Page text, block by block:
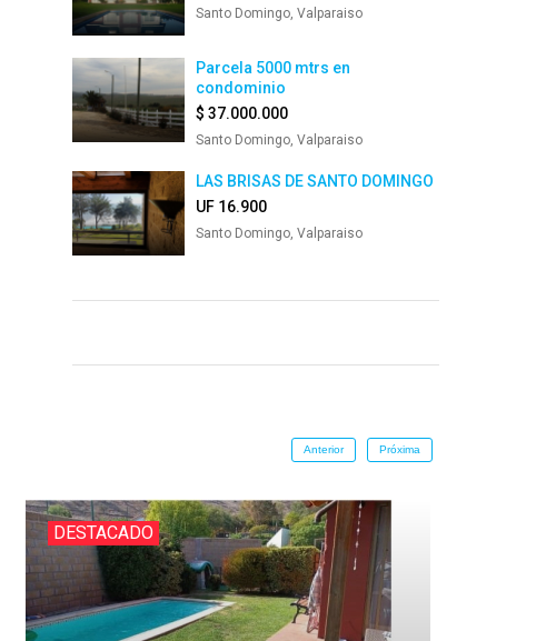
Santo Domingo, Valparaiso
Parcela 5000 mtrs en
condominio
$ 37.000.000
Santo Domingo, Valparaiso
LAS BRISAS DE SANTO DOMINGO
UF 16.900
Santo Domingo, Valparaiso
Anterior Próxima
DESTACADO